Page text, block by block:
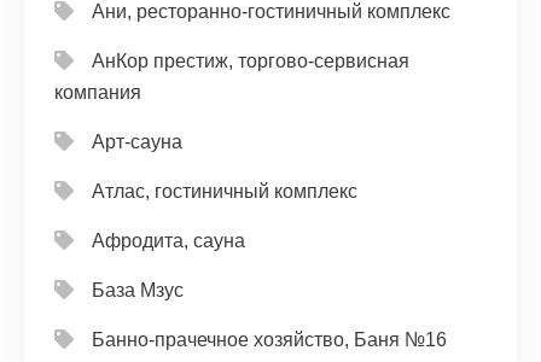
Ани, ресторанно-гостиничный комплекс
АнКор престиж, торгово-сервисная
компания
Арт-сауна
Атлас, гостиничный комплекс
Афродита, сауна
База Мзус
Банно-прачечное хозяйство, Баня №16